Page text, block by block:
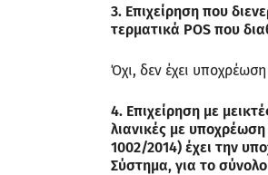
3. Επιχείρηση που
τερματικά POS που
Όχι, δεν έχει
4. Επιχείρηση με
λιανικές με
1002/2014) έχει την
Σύστημα, για το